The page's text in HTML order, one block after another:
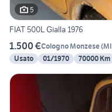
5
FIAT 500L Gialla 1976
1.500 €Cologno Monzese(MI
Usato
01/1970 70000 Km